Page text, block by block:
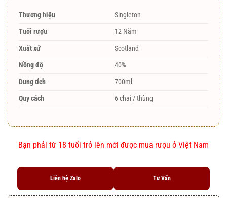
Thương hiệu
Singleton
Tuổi rượu
12 Năm
Xuất xứ
Scotland
Nồng độ
40%
Dung tích
700ml
Quy cách
6 chai / thùng
Bạn phải từ 18 tuổi trở lên mới được mua rượu ở Việt Nam
Liên hệ Zalo Tư Vấn